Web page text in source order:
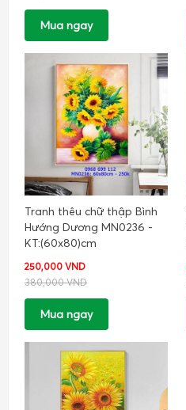
Mua ngay
Tranh thêu chữ thập Bình
Hướng Dương MN0236 -
KT:(60x80)cm
250,000 VND
380,000 VND
Mua ngay